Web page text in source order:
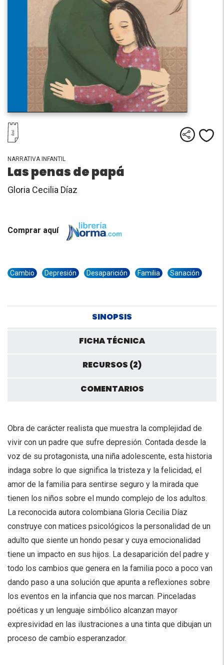
NARRATIVA INFANTIL
Las penas de papá
Gloria Cecilia Díaz
Comprar aquí
Cambio Depresión Desaparición Familia Sanación
SINOPSIS
FICHA TÉCNICA
RECURSOS (2)
COMENTARIOS
Obra de carácter realista que muestra la complejidad de
vivir con un padre que sufre depresión. Contada desde la
voz de su protagonista, una niña adolescente, esta historia
indaga sobre lo que significa la tristeza y la felicidad, el
amor de la familia para sentirse seguro y la mirada que
tienen los niños sobre el mundo complejo de los adultos.
La reconocida autora colombiana Gloria Cecilia Díaz
construye con matices psicológicos la personalidad de un
adulto que siente un hondo pesar y cuya emocionalidad
tiene un impacto en sus hijos. La desaparición del padre y
todo los cambios que genera en la familia poco a poco van
dando paso a una solución que apunta a reflexiones sobre
los eventos en la infancia que nos marcan. Pinceladas
poéticas y un lenguaje simbólico alcanzan mayor
expresividad en las ilustraciones a una tinta que dibujan un
proceso de cambio esperanzador.